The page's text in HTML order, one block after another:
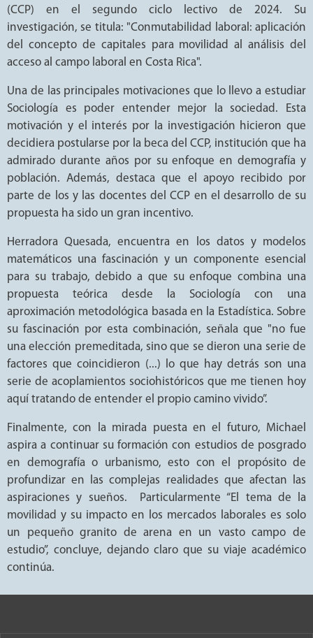
(CCP) en el segundo ciclo lectivo de 2024. Su
investigación, se titula: "Conmutabilidad laboral: aplicación
del concepto de capitales para movilidad al análisis del
acceso al campo laboral en Costa Rica".
Una de las principales motivaciones que lo llevo a estudiar
Sociología es poder entender mejor la sociedad. Esta
motivación y el interés por la investigación hicieron que
decidiera postularse por la beca del CCP, institución que ha
admirado durante años por su enfoque en demografía y
población. Además, destaca que el apoyo recibido por
parte de los y las docentes del CCP en el desarrollo de su
propuesta ha sido un gran incentivo.
Herradora Quesada, encuentra en los datos y modelos
matemáticos una fascinación y un componente esencial
para su trabajo, debido a que su enfoque combina una
propuesta teórica desde la Sociología con una
aproximación metodológica basada en la Estadística. Sobre
su fascinación por esta combinación, señala que "no fue
una elección premeditada, sino que se dieron una serie de
factores que coincidieron (...) lo que hay detrás son una
serie de acoplamientos sociohistóricos que me tienen hoy
aquí tratando de entender el propio camino vivido”.
Finalmente, con la mirada puesta en el futuro, Michael
aspira a continuar su formación con estudios de posgrado
en demografía o urbanismo, esto con el propósito de
profundizar en las complejas realidades que afectan las
aspiraciones y sueños. Particularmente “El tema de la
movilidad y su impacto en los mercados laborales es solo
un pequeño granito de arena en un vasto campo de
estudio”, concluye, dejando claro que su viaje académico
continúa.